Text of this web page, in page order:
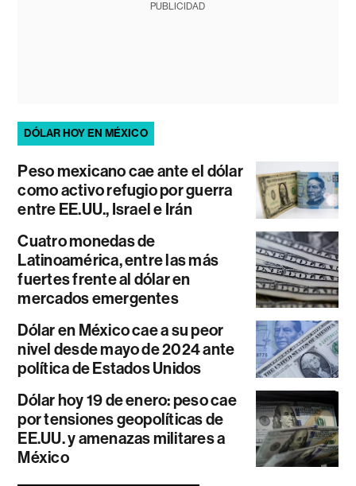
PUBLICIDAD
DÓLAR HOY EN MÉXICO
Peso mexicano cae ante el dólar
como activo refugio por guerra
entre EE.UU., Israel e Irán
Cuatro monedas de
Latinoamérica, entre las más
fuertes frente al dólar en
mercados emergentes
Dólar en México cae a su peor
nivel desde mayo de 2024 ante
política de Estados Unidos
Dólar hoy 19 de enero: peso cae
por tensiones geopolíticas de
EE.UU. y amenazas militares a
México